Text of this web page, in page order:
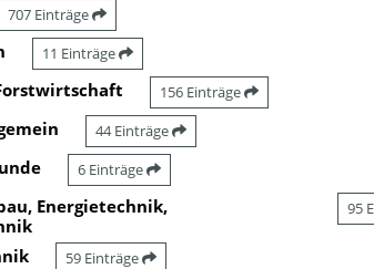
707 Einträge
11 Einträge
156 Einträge
44 Einträge
6 Einträge
Energietechnik,
95
59 Einträge